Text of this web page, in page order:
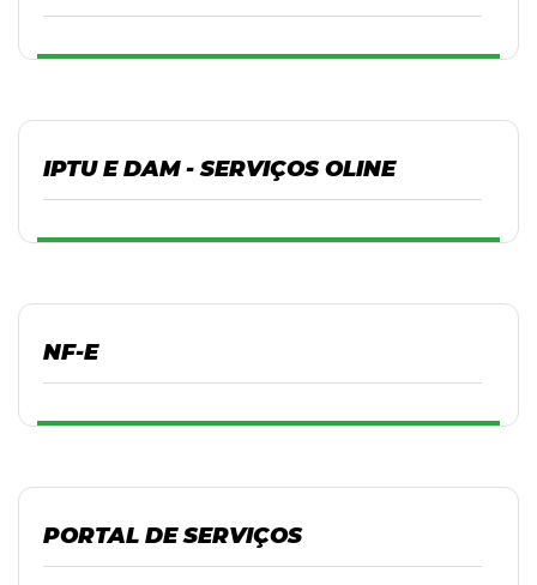
IPTU E DAM - SERVIÇOS OLINE
NF-E
PORTAL DE SERVIÇOS